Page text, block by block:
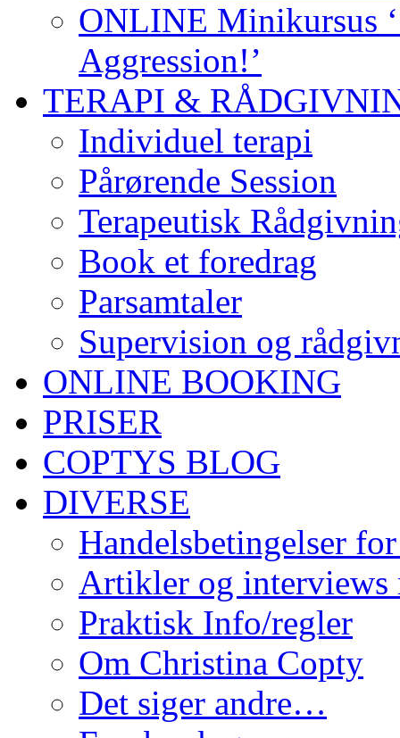
ONLINE Minikursus
Aggression!’
TERAPI &
Individuel terapi
Pårørende Session
Terapeutisk
Book et foredrag
Parsamtaler
Supervision og
ONLINE BOOKING
PRISER
COPTYS BLOG
DIVERSE
Handelsbetingelser
Artikler og interviews
Praktisk Info/regler
Om Christina Copty
Det siger andre…